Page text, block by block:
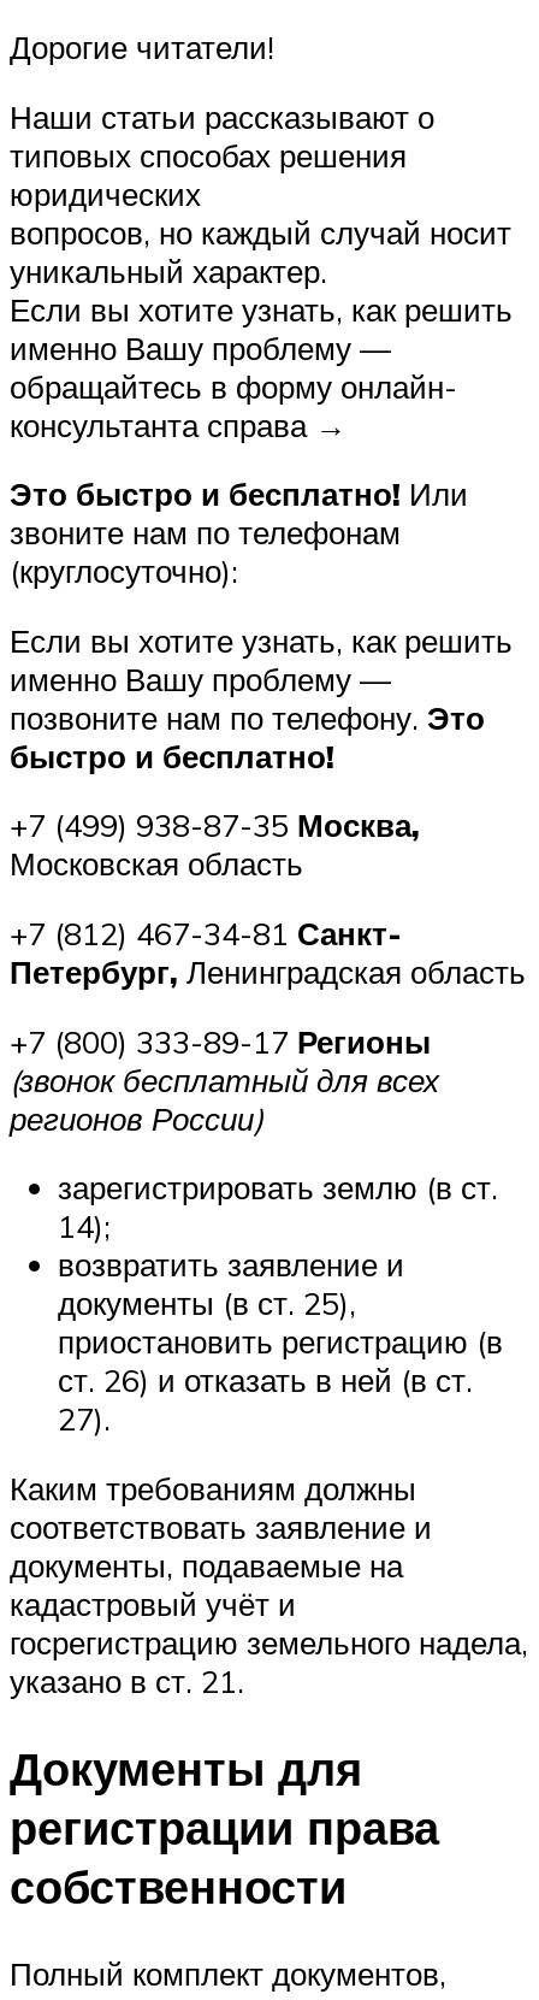
Дорогие читатели!
Наши статьи рассказывают о
типовых способах решения
юридических
вопросов, но каждый случай носит
уникальный характер.
Если вы хотите узнать, как решить
именно Вашу проблему —
обращайтесь в форму онлайн-
консультанта справа →
Это быстро и бесплатно! Или
звоните нам по телефонам
(круглосуточно):
Если вы хотите узнать, как решить
именно Вашу проблему —
позвоните нам по телефону. Это
быстро и бесплатно!
+7 (499) 938-87-35 Москва,
Московская область
+7 (812) 467-34-81 Санкт-
Петербург, Ленинградская область
+7 (800) 333-89-17 Регионы
(звонок бесплатный для всех
регионов России)
зарегистрировать землю (в ст.
14);
возвратить заявление и
документы (в ст. 25),
приостановить регистрацию (в
ст. 26) и отказать в ней (в ст.
27).
Каким требованиям должны
соответствовать заявление и
документы, подаваемые на
кадастровый учёт и
госрегистрацию земельного надела,
указано в ст. 21.
Документы для
регистрации права
собственности
Полный комплект документов,